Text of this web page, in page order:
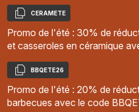
Copier
CERAMETE
Promo de l'été : 30% de
et casseroles en céramique
Copier
BBQETE26
Promo de l'été : 20% de
barbecues avec le code